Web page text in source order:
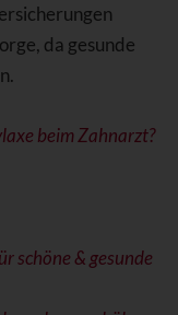
da gesunde
beim Zahnarzt?
schöne & gesunde